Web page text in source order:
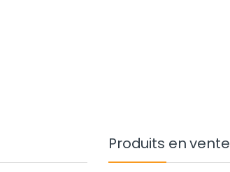
Produits en vente